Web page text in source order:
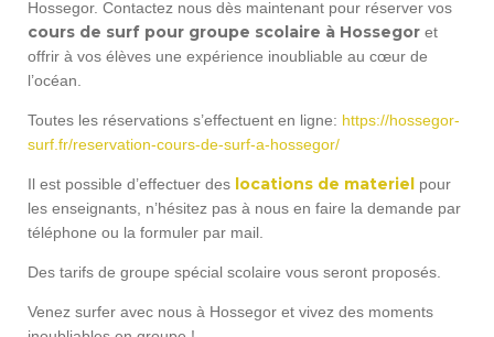
Hossegor. Contactez nous dès maintenant pour réserver vos
cours de surf pour groupe scolaire à Hossegor et
offrir à vos élèves une expérience inoubliable au cœur de
l’océan.
Toutes les réservations s’effectuent en ligne: https://hossegor-
surf.fr/reservation-cours-de-surf-a-hossegor/
Il est possible d’effectuer des locations de materiel pour
les enseignants, n’hésitez pas à nous en faire la demande par
téléphone ou la formuler par mail.
Des tarifs de groupe spécial scolaire vous seront proposés.
Venez surfer avec nous à Hossegor et vivez des moments